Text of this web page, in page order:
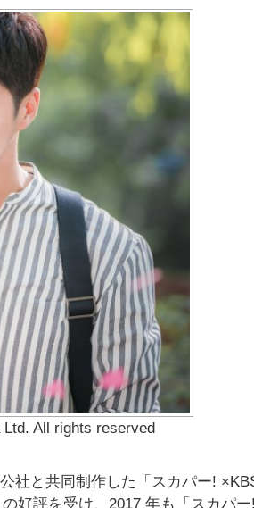
All rights reserved
社と共同制作した「スカパー!
好評を受け、2017 年も「スカパー!